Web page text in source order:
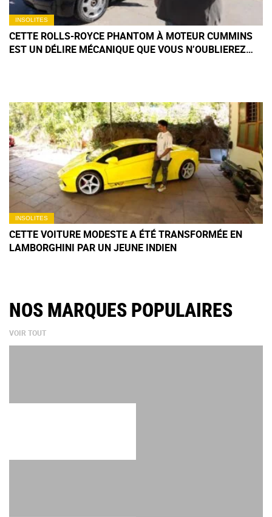
INSOLITES
CETTE ROLLS-ROYCE PHANTOM À MOTEUR CUMMINS
EST UN DÉLIRE MÉCANIQUE QUE VOUS N’OUBLIEREZ
INSOLITES
CETTE VOITURE MODESTE A ÉTÉ TRANSFORMÉE EN
LAMBORGHINI PAR UN JEUNE INDIEN
NOS MARQUES POPULAIRES
VOIR TOUT